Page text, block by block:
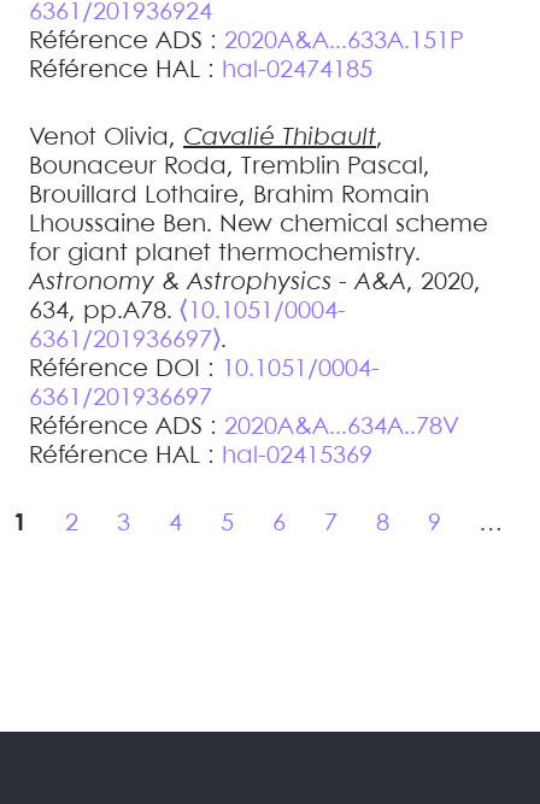
6361/201936924
Référence ADS : 2020A&A...633A.151P
Référence HAL : hal-02474185
Venot Olivia, Cavalié Thibault,
Bounaceur Roda, Tremblin Pascal ,
Brouillard
Lothaire, Brahim Romain
Lhoussaine Ben. New chemical scheme
for giant planet thermochemistry.
Astronomy & Astrophysics - A&A, 2020,
634, pp.A78. ⟨10.1051/0004-
6361/201936697⟩.
Référence DOI :
10.1051/0004-
6361/201936697
Référence ADS : 2020A&A...634A..78V
Référence HAL : hal-02415369
1 2 3 4 5 6 7 8 9 …